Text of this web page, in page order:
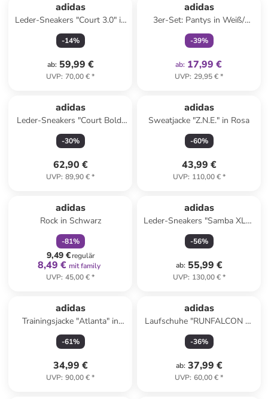
adidas
Leder-Sneakers "Court 3.0" in
Weiß/ Schwarz/ Beige
-14%
ab: 59,99 €
UVP: 70,00 €*
adidas
3er-Set: Pantys in Weiß/
Hellblau/ Pink
-39%
ab: 17,99 €
UVP: 29,95 €*
adidas
Leder-Sneakers "Court Bold"
in Weiß/ Schwarz
-30%
62,90 €
UVP: 89,90 €*
adidas
Sweatjacke "Z.N.E." in Rosa
-60%
43,99 €
UVP: 110,00 €*
adidas
Rock in Schwarz
-81%
9,49 €regulär
8,49 € mit family
UVP: 45,00 €*
adidas
Leder-Sneakers "Samba XLG"
in Beige/ Weiß
-56%
ab: 55,99 €
UVP: 130,00 €*
adidas
Trainingsjacke "Atlanta" in
Creme
-61%
34,99 €
UVP: 90,00 €*
adidas
Laufschuhe "RUNFALCON 5"
in Pink
-36%
ab: 37,99 €
UVP: 60,00 €*